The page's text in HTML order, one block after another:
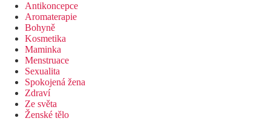
Antikoncepce
Aromaterapie
Bohyně
Kosmetika
Maminka
Menstruace
Sexualita
Spokojená žena
Zdraví
Ze světa
Ženské tělo